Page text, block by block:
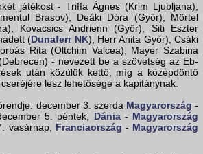
játékost - Triffa Ágnes (Krim Ljubljana),
Brasov), Deáki Dóra (Győr), Mörtel
Kovacsics Andrienn (Győr), Siti Eszter
(Dunaferr NK), Herr Anita Győr), Csáki
Rita (Oltchim Valcea), Mayer Szabina
- nevezett be a szövetség az Eb-
után közülük kettő, míg a középdöntő
lesz lehetősége a kapitánynak.
december 3. szerda Magyarország -
5. péntek, Dánia- Magyarország
vasárnap, Franciaország - Magyarország